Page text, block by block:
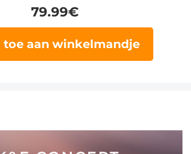
79.99€
toe aan winkelmandje